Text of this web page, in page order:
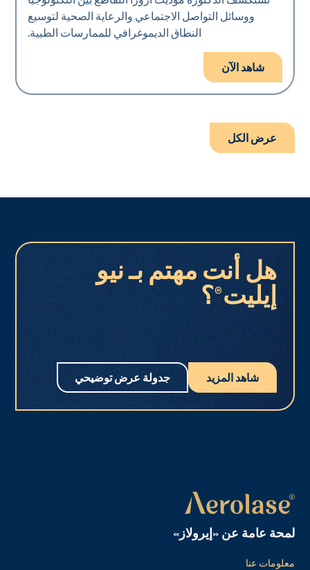
ووسائل التواصل الاجتماعي والرعاية الصحية لتوسيع
النطاق الديموغرافي للممارسات الطبية.
شاهد الآن
عرض الكل
هل أنت مهتم بـ نيو
إيليت®؟
شاهد المزيد جدولة عرض توضيحي
لمحة عامة عن «إيرولاز»
معلومات عنا